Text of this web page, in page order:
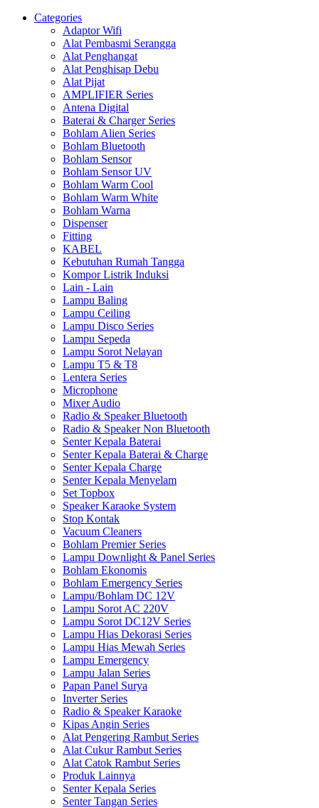
Categories
Adaptor Wifi
Alat Pembasmi Serangga
Alat Penghangat
Alat Penghisap Debu
Alat Pijat
AMPLIFIER Series
Antena Digital
Baterai & Charger Series
Bohlam Alien Series
Bohlam Bluetooth
Bohlam Sensor
Bohlam Sensor UV
Bohlam Warm Cool
Bohlam Warm White
Bohlam Warna
Dispenser
Fitting
KABEL
Kebutuhan Rumah Tangga
Kompor Listrik Induksi
Lain - Lain
Lampu Baling
Lampu Ceiling
Lampu Disco Series
Lampu Sepeda
Lampu Sorot Nelayan
Lampu T5 & T8
Lentera Series
Microphone
Mixer Audio
Radio & Speaker Bluetooth
Radio & Speaker Non Bluetooth
Senter Kepala Baterai
Senter Kepala Baterai & Charge
Senter Kepala Charge
Senter Kepala Menyelam
Set Topbox
Speaker Karaoke System
Stop Kontak
Vacuum Cleaners
Bohlam Premier Series
Lampu Downlight & Panel Series
Bohlam Ekonomis
Bohlam Emergency Series
Lampu/Bohlam DC 12V
Lampu Sorot AC 220V
Lampu Sorot DC12V Series
Lampu Hias Dekorasi Series
Lampu Hias Mewah Series
Lampu Emergency
Lampu Jalan Series
Papan Panel Surya
Inverter Series
Radio & Speaker Karaoke
Kipas Angin Series
Alat Pengering Rambut Series
Alat Cukur Rambut Series
Alat Catok Rambut Series
Produk Lainnya
Senter Kepala Series
Senter Tangan Series